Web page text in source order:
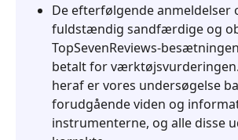
De efterfølgende anmeldelser
fuldstændig sandfærdige og
TopSevenReviews-
betalt for
heraf er vores undersøgelse
forudgående viden og
instrumenterne, og alle disse